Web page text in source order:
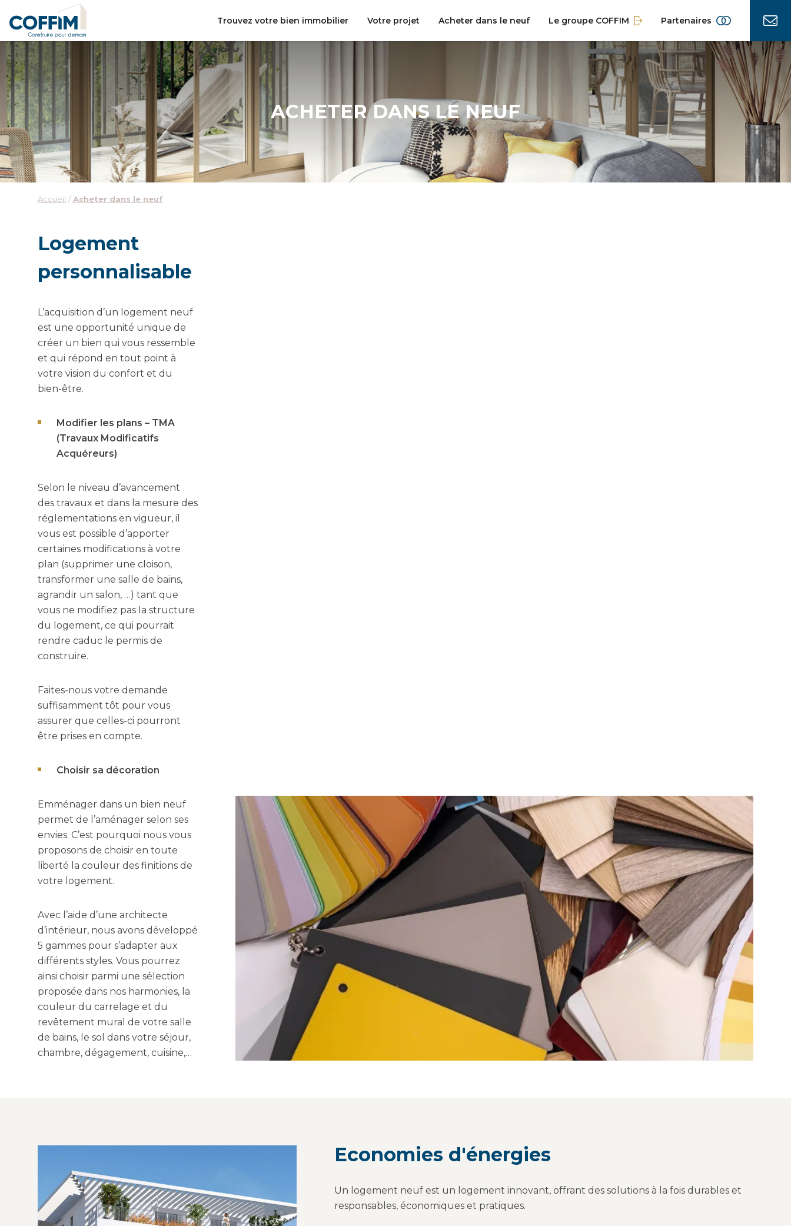
Trouvez votre bien immobilier Votre projet Acheter dans le neuf Le groupe COFFIM Partenaires
ACHETER DANS LE NEUF
Accueil Acheter dans le neuf
Logement
personnalisable
L’acquisition d’un logement neuf
est une opportunité unique de
créer un bien qui vous ressemble
et qui répond en tout point à
votre vision du confort et du
bien-être.
Modifier les plans – TMA
(Travaux Modificatifs
Acquéreurs)
Selon le niveau d’avancement
des travaux et dans la mesure des
réglementations en vigueur, il
vous est possible d’apporter
certaines modifications à votre
plan (supprimer une cloison,
transformer une salle de bains,
agrandir un salon, …) tant que
vous ne modifiez pas la structure
du logement, ce qui pourrait
rendre caduc le permis de
construire.
Faites-nous votre demande
suffisamment tôt pour vous
assurer que celles-ci pourront
être prises en compte.
Choisir sa décoration
Emménager dans un bien neuf
permet de l’aménager selon ses
envies. C’est pourquoi nous vous
proposons de choisir en toute
liberté la couleur des finitions de
votre logement.
Avec l’aide d’une architecte
d’intérieur, nous avons développé
5 gammes pour s’adapter aux
différents styles. Vous pourrez
ainsi choisir parmi une sélection
proposée dans nos harmonies, la
couleur du carrelage et du
revêtement mural de votre salle
de bains, le sol dans votre séjour,
chambre, dégagement, cuisine,…
Economies d'énergies
Un logement neuf est un logement innovant, offrant des solutions à la fois durables et
responsables, économiques et pratiques.